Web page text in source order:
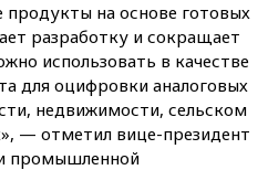
продукты на основе готовых
разработку и сокращает
использовать в качестве
для оцифровки аналоговых
недвижимости, сельском
— отметил вице-президент
промышленной